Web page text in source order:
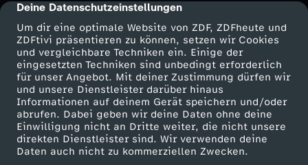
cmp-dialog-description
Deine Datenschutzeinstellungen
Um dir eine optimale Website von ZDF, ZDFheute und
ZDFtivi präsentieren zu können, setzen wir Cookies
und vergleichbare Techniken ein. Einige der
eingesetzten Techniken sind unbedingt erforderlich
für unser Angebot. Mit deiner Zustimmung dürfen wir
und unsere Dienstleister darüber hinaus
Informationen auf deinem Gerät speichern und/oder
abrufen. Dabei geben wir deine Daten ohne deine
Einwilligung nicht an Dritte weiter, die nicht unsere
direkten Dienstleister sind. Wir verwenden deine
Daten auch nicht zu kommerziellen Zwecken.
1
5
.
J
a
Mehr ZDF
ZDF-Apps
Smart TV
ZDFtext
Service
ZDFmitreden
Kontakt zum ZDF
Tickets